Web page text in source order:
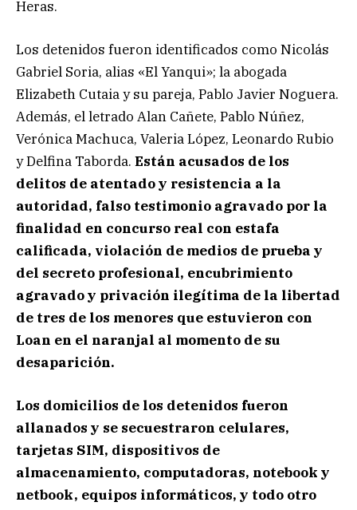
Heras.
Los detenidos fueron identificados como Nicolás
Gabriel Soria, alias «El Yanqui»; la abogada
Elizabeth Cutaia y su pareja, Pablo Javier Noguera.
Además, el letrado Alan Cañete, Pablo Núñez,
Verónica Machuca, Valeria López, Leonardo Rubio
y Delfina Taborda. Están acusados de los
delitos de atentado y resistencia a la
autoridad, falso testimonio agravado por la
finalidad en concurso real con estafa
calificada, violación de medios de prueba y
del secreto profesional, encubrimiento
agravado y privación ilegítima de la libertad
de tres de los menores que estuvieron con
Loan en el naranjal al momento de su
desaparición.
Los domicilios de los detenidos fueron
allanados y se secuestraron celulares,
tarjetas SIM, dispositivos de
almacenamiento, computadoras, notebook y
netbook, equipos informáticos, y todo otro